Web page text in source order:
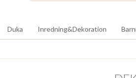
Duka Inredning&Dekoration